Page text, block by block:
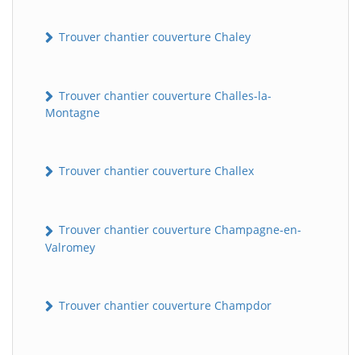
Trouver chantier couverture Chaley
Trouver chantier couverture Challes-la-
Montagne
Trouver chantier couverture Challex
Trouver chantier couverture Champagne-en-
Valromey
Trouver chantier couverture Champdor